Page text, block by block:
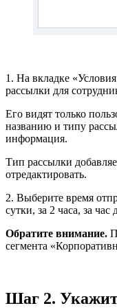
1. На вкладке
рассылки для
Его видят только
названию и типу
информация.
Тип рассылки
отредактировать.
2. Выберите время
сутки, за 2 часа, за час
Обратите внимание.
сегмента
Шаг 2.